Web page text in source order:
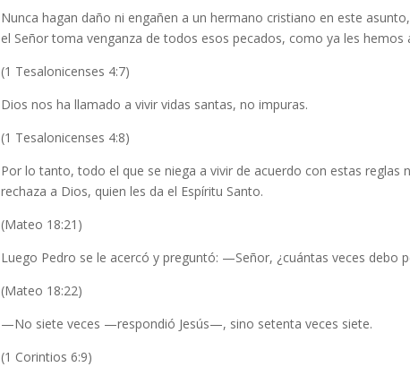
Nunca hagan daño ni engañen a un hermano cristiano en este
el Señor toma venganza de todos esos pecados, como ya les
(1 Tesalonicenses 4:7)
Dios nos ha llamado a vivir vidas santas, no impuras.
(1 Tesalonicenses 4:8)
Por lo tanto, todo el que se niega a vivir de acuerdo con estas reglas
rechaza a Dios, quien les da el Espíritu Santo.
(Mateo 18:21)
Luego Pedro se le acercó y preguntó: —Señor, ¿cuántas veces debo
(Mateo 18:22)
—No siete veces —respondió Jesús—, sino setenta veces siete.
(1 Corintios 6:9)